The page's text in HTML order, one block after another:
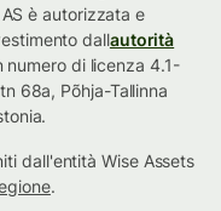
è autorizzata e
dallautorità
numero di licenza 4.1-
68a, Põhja-Tallinna
dall'entità Wise Assets
.